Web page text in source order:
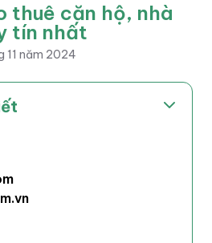
thuê căn hộ, nhà
tín nhất
11 năm 2024